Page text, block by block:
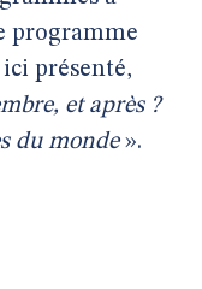
programme
présenté,
et après ?
du monde».